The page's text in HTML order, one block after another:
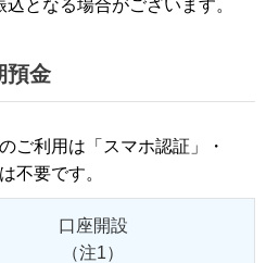
となる場合がございます。
預金
ご利用は「スマホ認証」・
不要です。
口座開設
（注1）